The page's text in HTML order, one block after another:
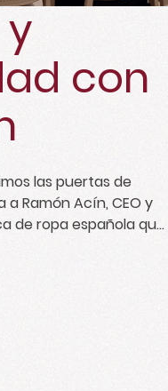
con
las puertas de
Ramón Acín, CEO y
de ropa española que
de la moda,